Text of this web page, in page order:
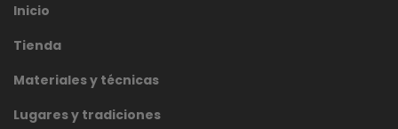
Inicio
Tienda
Materiales y técnicas
Lugares y tradiciones